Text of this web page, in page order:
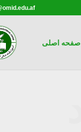
صفحه اصلی